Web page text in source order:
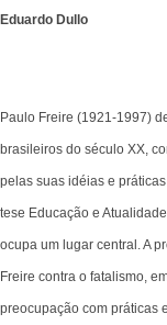
Eduardo Dullo
Paulo Freire (1921-1997)
brasileiros do século XX,
pelas suas idéias e
tese Educação e
ocupa um lugar central. A
Freire contra o fatalismo,
preocupação com práticas